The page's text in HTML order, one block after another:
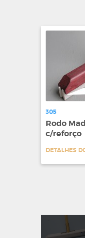
305
Rodo
c/reforço
DETALHES